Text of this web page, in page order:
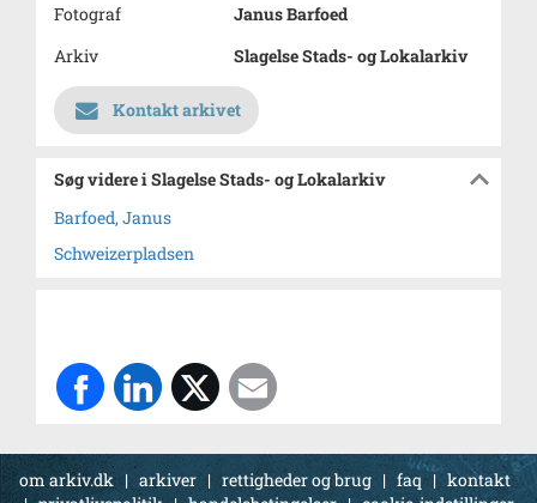
Fotograf
Janus Barfoed
Arkiv
Slagelse Stads- og Lokalarkiv
Kontakt arkivet
Søg videre i Slagelse Stads- og Lokalarkiv
Barfoed, Janus
Schweizerpladsen
om arkiv.dk | arkiver | rettigheder og brug | faq | kontakt